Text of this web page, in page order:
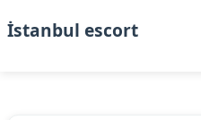
İstanbul escort